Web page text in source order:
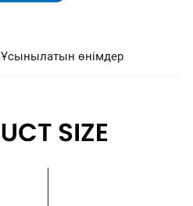
Ұсынылатын өнімдер